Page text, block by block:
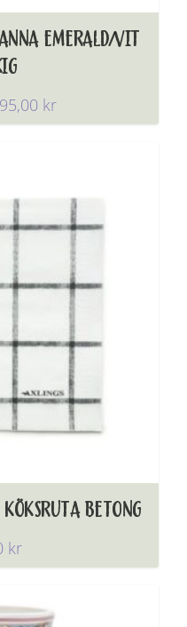
EMERALD/VIT
kr
BETONG
kr